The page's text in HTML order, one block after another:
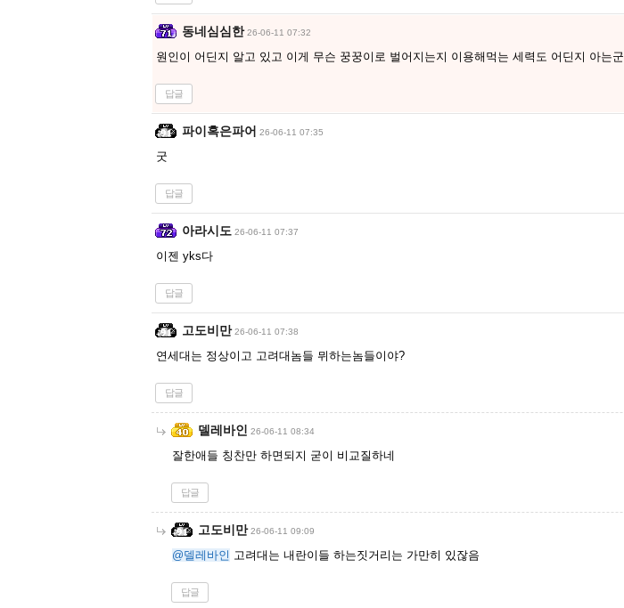
동네심심한 26-06-11 07:32
원인이 어딘지 알고 있고 이게 무슨 꿍꿍이로 벌어지는지 이용해먹는 세력도 어딘지 아는군
답글
파이혹은파어 26-06-11 07:35
굿
답글
아라시도 26-06-11 07:37
이젠 yks다
답글
고도비만 26-06-11 07:38
연세대는 정상이고 고려대놈들 뮈하는놈들이야?
답글
델레바인 26-06-11 08:34
잘한애들 칭찬만 하면되지 굳이 비교질하네
답글
고도비만 26-06-11 09:09
@델레바인 고려대는 내란이들 하는짓거리는 가만히 있잖음
답글